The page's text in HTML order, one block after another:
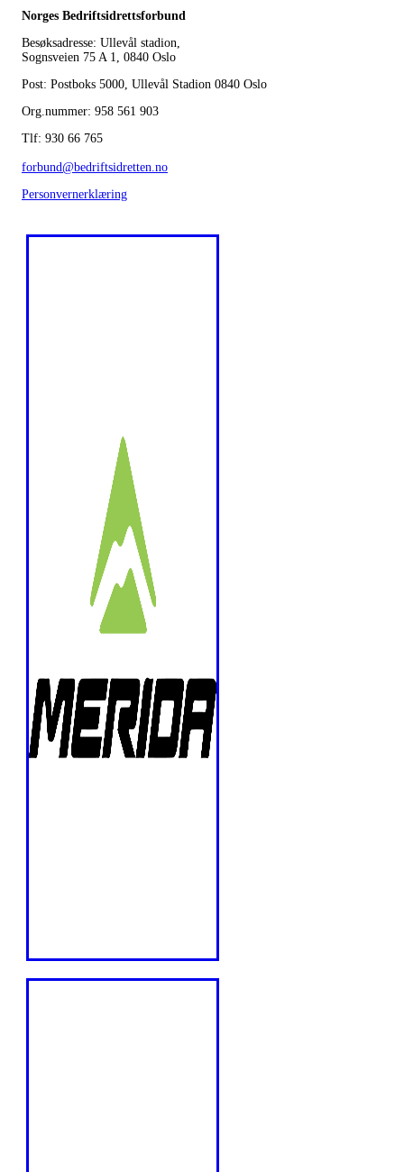
Norges Bedriftsidrettsforbund
Besøksadresse: Ullevål stadion,
Sognsveien 75 A 1, 0840 Oslo
Post: Postboks 5000, Ullevål Stadion 0840 Oslo
Org.nummer: 958 561 903
Tlf: 930 66 765
forbund@bedriftsidretten.no
Personvernerklæring